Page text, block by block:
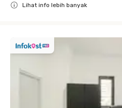
Lihat info lebih banyak